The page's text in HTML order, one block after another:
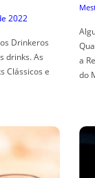
2022
Drinkeros
drinks. As
Clássicos e
a
do